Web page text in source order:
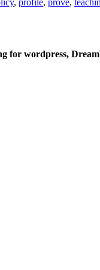
, profile, prove,
for wordpress,